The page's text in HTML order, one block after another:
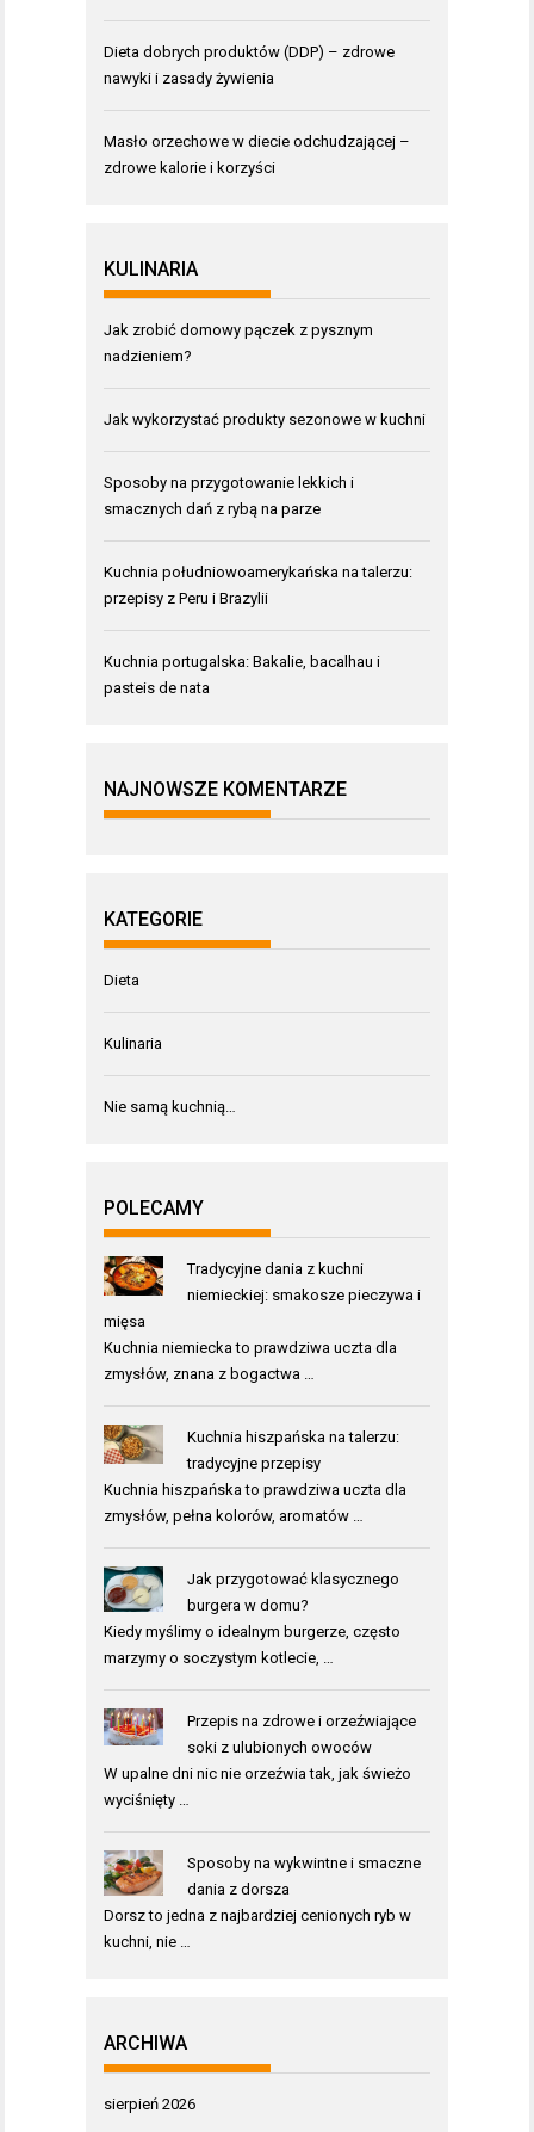
Dieta dobrych produktów (DDP) – zdrowe
nawyki i zasady żywienia
Masło orzechowe w diecie odchudzającej –
zdrowe kalorie i korzyści
KULINARIA
Jak zrobić domowy pączek z pysznym
nadzieniem?
Jak wykorzystać produkty sezonowe w kuchni
Sposoby na przygotowanie lekkich i
smacznych dań z rybą na parze
Kuchnia południowoamerykańska na talerzu:
przepisy z Peru i Brazylii
Kuchnia portugalska: Bakalie, bacalhau i
pasteis de nata
NAJNOWSZE KOMENTARZE
KATEGORIE
Dieta
Kulinaria
Nie samą kuchnią…
POLECAMY
Tradycyjne dania z kuchni
niemieckiej: smakosze pieczywa i
mięsa
Kuchnia niemiecka to prawdziwa uczta dla
zmysłów, znana z bogactwa …
Kuchnia hiszpańska na talerzu:
tradycyjne przepisy
Kuchnia hiszpańska to prawdziwa uczta dla
zmysłów, pełna kolorów, aromatów …
Jak przygotować klasycznego
burgera w domu?
Kiedy myślimy o idealnym burgerze, często
marzymy o soczystym kotlecie, …
Przepis na zdrowe i orzeźwiające
soki z ulubionych owoców
W upalne dni nic nie orzeźwia tak, jak świeżo
wyciśnięty …
Sposoby na wykwintne i smaczne
dania z dorsza
Dorsz to jedna z najbardziej cenionych ryb w
kuchni, nie …
ARCHIWA
sierpień 2026